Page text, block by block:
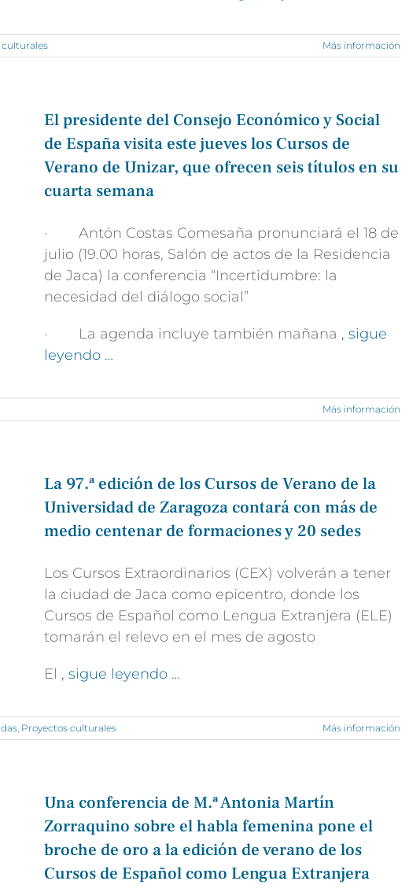
culturales Más información
El presidente del Consejo Económico y Social
de España visita este jueves los Cursos de
Verano de Unizar, que ofrecen seis títulos en su
cuarta semana
· Antón Costas Comesaña pronunciará el 18 de
julio (19.00 horas, Salón de actos de la Residencia
de Jaca) la conferencia “Incertidumbre: la
necesidad del diálogo social”
· La agenda incluye también mañana , sigue
leyendo …
Más información
La 97.ª edición de los Cursos de Verano de la
Universidad de Zaragoza contará con más de
medio centenar de formaciones y 20 sedes
Los Cursos Extraordinarios (CEX) volverán a tener
la ciudad de Jaca como epicentro, donde los
Cursos de Español como Lengua Extranjera (ELE)
tomarán el relevo en el mes de agosto
El , sigue leyendo …
, Proyectos culturales Más información
Una conferencia de M.ª Antonia Martín
Zorraquino sobre el habla femenina pone el
broche de oro a la edición de verano de los
Cursos de Español como Lengua Extranjera